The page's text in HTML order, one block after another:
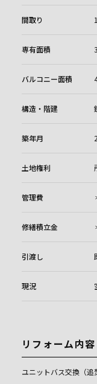
間取り
専有面積
バルコニー面積
構造・階建
築年月
土地権利
管理費
修繕積立金
引渡し
現況
リフォーム内容
ユニットバス交換（追